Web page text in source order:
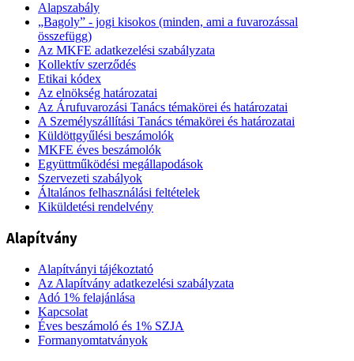
Alapszabály
„Bagoly” - jogi kisokos (minden, ami a fuvarozással
összefügg)
Az MKFE adatkezelési szabályzata
Kollektív szerződés
Etikai kódex
Az elnökség határozatai
Az Árufuvarozási Tanács témakörei és határozatai
A Személyszállítási Tanács témakörei és határozatai
Küldöttgyűlési beszámolók
MKFE éves beszámolók
Együttműködési megállapodások
Szervezeti szabályok
Általános felhasználási feltételek
Kiküldetési rendelvény
Alapítvány
Alapítványi tájékoztató
Az Alapítvány adatkezelési szabályzata
Adó 1% felajánlása
Kapcsolat
Éves beszámoló és 1% SZJA
Formanyomtatványok